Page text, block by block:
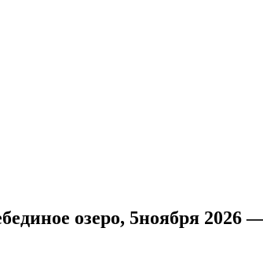
озеро, 5ноября 2026